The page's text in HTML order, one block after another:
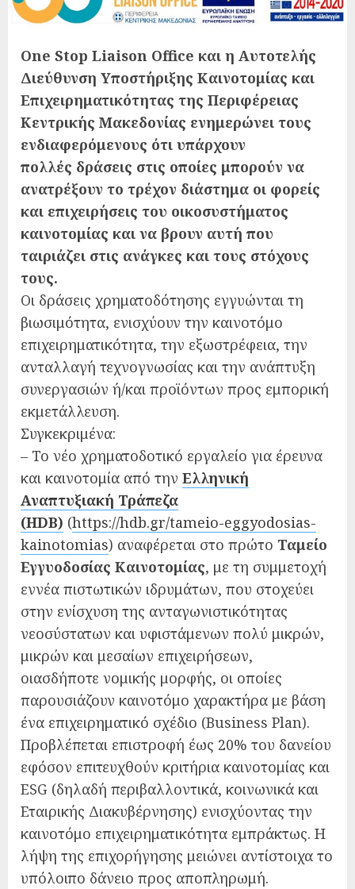
One Stop Liaison Office και η Αυτοτελής
Διεύθυνση Υποστήριξης Καινοτομίας και
Επιχειρηματικότητας της Περιφέρειας
Κεντρικής Μακεδονίας ενημερώνει τους
ενδιαφερόμενους ότι υπάρχουν
πολλές δράσεις στις οποίες μπορούν να
ανατρέξουν το τρέχον διάστημα οι φορείς
και επιχειρήσεις του οικοσυστήματος
καινοτομίας και να βρουν αυτή που
ταιριάζει στις ανάγκες και τους στόχους
τους.
Οι δράσεις χρηματοδότησης εγγυώνται τη
βιωσιμότητα, ενισχύουν την καινοτόμο
επιχειρηματικότητα, την εξωστρέφεια, την
ανταλλαγή τεχνογνωσίας και την ανάπτυξη
συνεργασιών ή/και προϊόντων προς εμπορική
εκμετάλλευση.
Συγκεκριμένα:
– Το νέο χρηματοδοτικό εργαλείο για έρευνα
και καινοτομία από την Ελληνική
Αναπτυξιακή Τράπεζα
(HDB) (https://hdb.gr/tameio-eggyodosias-
kainotomias) αναφέρεται στο πρώτο Ταμείο
Εγγυοδοσίας Καινοτομίας, με τη συμμετοχή
εννέα πιστωτικών ιδρυμάτων, που στοχεύει
στην ενίσχυση της ανταγωνιστικότητας
νεοσύστατων και υφιστάμενων πολύ μικρών,
μικρών και μεσαίων επιχειρήσεων,
οιασδήποτε νομικής μορφής, οι οποίες
παρουσιάζουν καινοτόμο χαρακτήρα με βάση
ένα επιχειρηματικό σχέδιο (Business Plan).
Προβλέπεται επιστροφή έως 20% του δανείου
εφόσον επιτευχθούν κριτήρια καινοτομίας και
ESG (δηλαδή περιβαλλοντικά, κοινωνικά και
Εταιρικής Διακυβέρνησης) ενισχύοντας την
καινοτόμο επιχειρηματικότητα εμπράκτως. Η
λήψη της επιχορήγησης μειώνει αντίστοιχα το
υπόλοιπο δάνειο προς αποπληρωμή.